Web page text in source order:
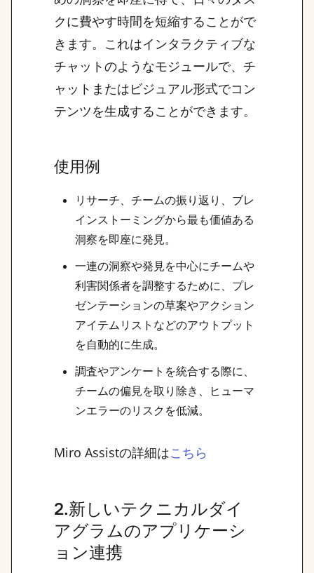
クに費やす時間を短縮することがで
きます。これはインタラクティブな
チャットのようなモジュールで、チ
ャットまたはビジュアル形式でコン
テンツを生成することができます。
使用例
リサーチ、チームの振り返り、ブレ
インストーミングから最も価値ある
洞察を即座に発見。
一連の洞察や発見を中心にチームや
利害関係者を調整するために、プレ
ゼンテーションの草案やアクション
アイテムリストなどのアウトプット
を自動的に生成。
調査やアンケートを統合する際に、
チームの偏見を取り除き、ヒューマ
ンエラーのリスクを低減。
Miro Assistの詳細はこちら
2.新しいテクニカルダイ
アグラムのアプリケーシ
ョン連携